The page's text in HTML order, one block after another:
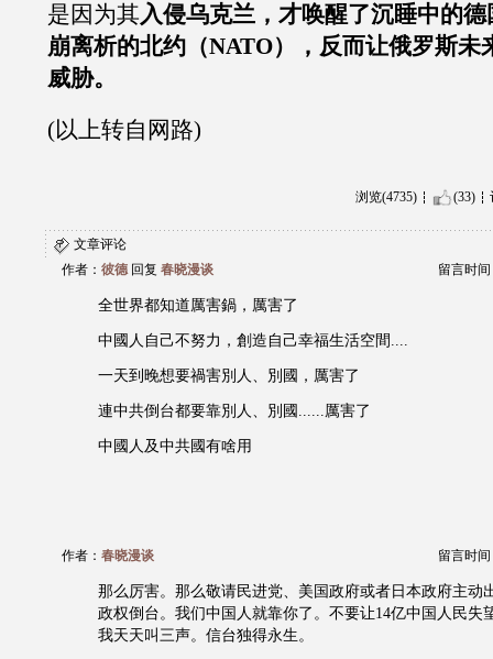
是因为其入侵乌克兰，才唤醒了沉睡中的
崩离析的北约（NATO），反而让俄罗斯未
威胁。
(以上转自网路)
浏览(4735) (33)
文章评论
作者： 彼德回复 春晓漫谈 留言时间
全世界都知道厲害鍋，厲害了
中國人自己不努力，創造自己幸福生活空間....
一天到晚想要禍害別人、別國，厲害了
連中共倒台都要靠別人、別國......厲害了
中國人及中共國有啥用
作者： 春晓漫谈 留言时间
那么厉害。那么敬请民进党、美国政府或者日本政府主动
政权倒台。我们中国人就靠你了。不要让14亿中国人民失
我天天叫三声。信台独得永生。